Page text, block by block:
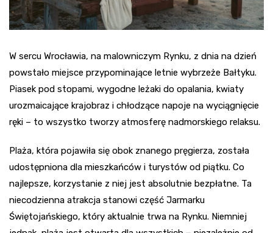
W sercu Wrocławia, na malowniczym Rynku, z dnia na dzień
powstało miejsce przypominające letnie wybrzeże Bałtyku.
Piasek pod stopami, wygodne leżaki do opalania, kwiaty
urozmaicające krajobraz i chłodzące napoje na wyciągnięcie
ręki – to wszystko tworzy atmosferę nadmorskiego relaksu.
Plaża, która pojawiła się obok znanego pręgierza, została
udostępniona dla mieszkańców i turystów od piątku. Co
najlepsze, korzystanie z niej jest absolutnie bezpłatne. Ta
niecodzienna atrakcja stanowi część Jarmarku
Świętojańskiego, który aktualnie trwa na Rynku. Niemniej